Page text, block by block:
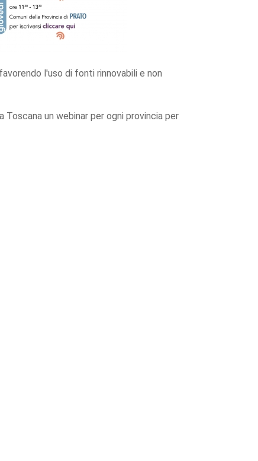
l'uso di fonti rinnovabili e non
Toscana un webinar per ogni provincia per